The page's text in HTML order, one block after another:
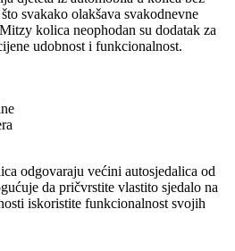
svakako olakšava svakodnevne
kolica neophodan su dodatak za
udobnost i funkcionalnost.
odgovaraju većini autosjedalica od
da pričvrstite vlastito sjedalo na
iskoristite funkcionalnost svojih